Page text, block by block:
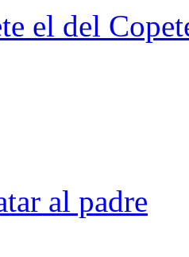
el del
al padre